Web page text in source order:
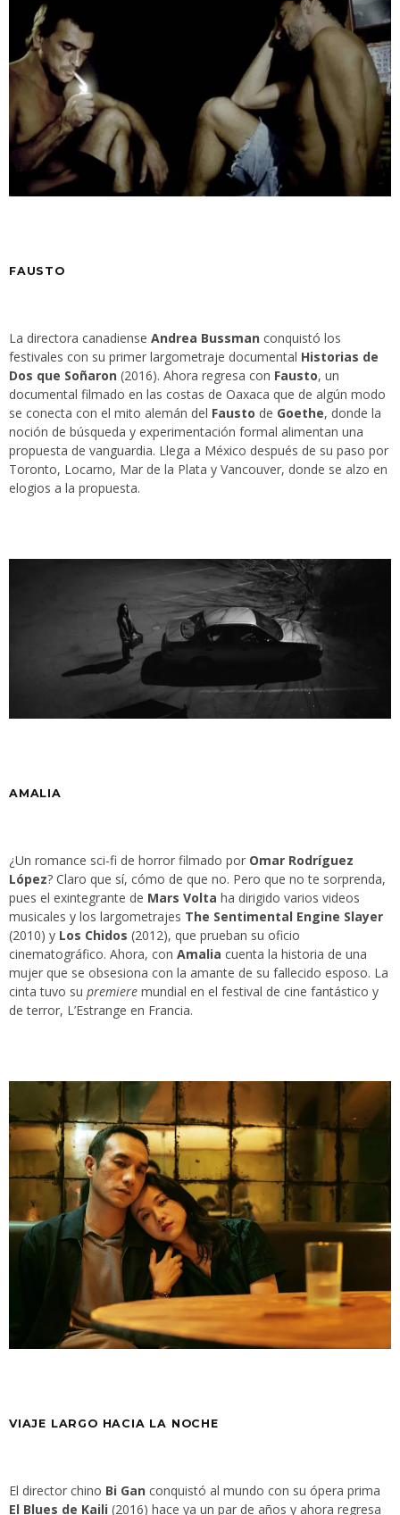
FAUSTO
La directora canadiense Andrea Bussman conquistó los
festivales con su primer largometraje documental Historias de
Dos que Soñaron (2016). Ahora regresa con Fausto, un
documental filmado en las costas de Oaxaca que de algún modo
se conecta con el mito alemán del Fausto de Goethe, donde la
noción de búsqueda y experimentación formal alimentan una
propuesta de vanguardia. Llega a México después de su paso por
Toronto, Locarno, Mar de la Plata y Vancouver, donde se alzo en
elogios a la propuesta.
AMALIA
¿Un romance sci-fi de horror filmado por Omar Rodríguez
López? Claro que sí, cómo de que no. Pero que no te sorprenda,
pues el exintegrante de Mars Volta ha dirigido varios videos
musicales y los largometrajes The Sentimental Engine Slayer
(2010) y Los Chidos (2012), que prueban su oficio
cinematográfico. Ahora, con Amalia cuenta la historia de una
mujer que se obsesiona con la amante de su fallecido esposo. La
cinta tuvo su premiere mundial en el festival de cine fantástico y
de terror, L’Estrange en Francia.
VIAJE LARGO HACIA LA NOCHE
El director chino Bi Gan conquistó al mundo con su ópera prima
El Blues de Kaili (2016) hace ya un par de años y ahora regresa